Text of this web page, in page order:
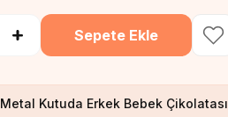
Sepete Ekle
Metal Kutuda Erkek Bebek Çikolatası